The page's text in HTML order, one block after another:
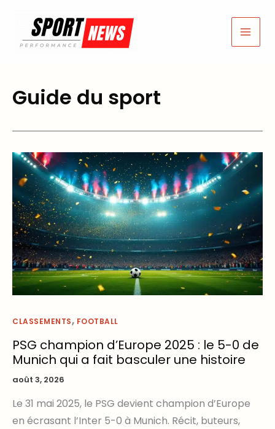
contenu
Guide du sport
CLASSEMENTS, FOOTBALL
PSG champion d’Europe 2025 : le 5-0 de
Munich qui a fait basculer une histoire
août 3, 2026
Le 31 mai 2025, le PSG devient champion d’Europe
en écrasant l’Inter 5-0 à Munich. Récit, buteurs,